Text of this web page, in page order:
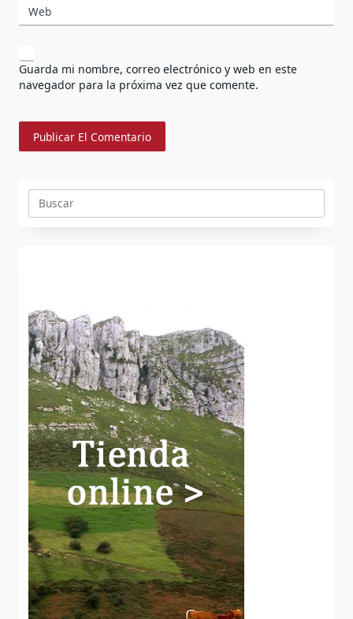
Web
Guarda mi nombre, correo electrónico y web en este
navegador para la próxima vez que comente.
Buscar: